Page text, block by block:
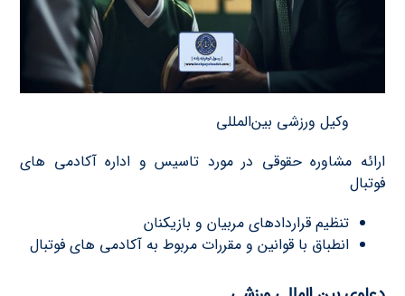
وکیل ورزشی بین‌المللی
ارائه مشاوره حقوقى در مورد تاسیس و اداره آکادمی هاى
فوتبال
تنظیم قراردادهاى مربیان و بازیکنان
انطباق با قوانین و مقررات مربوط به آکادمی هاى فوتبال